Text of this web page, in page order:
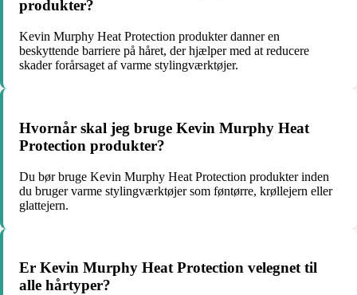
produkter?
Kevin Murphy Heat Protection produkter danner en
beskyttende barriere på håret, der hjælper med at reducere
skader forårsaget af varme stylingværktøjer.
Hvornår skal jeg bruge Kevin Murphy Heat
Protection produkter?
Du bør bruge Kevin Murphy Heat Protection produkter inden
du bruger varme stylingværktøjer som føntørre, krøllejern eller
glattejern.
Er Kevin Murphy Heat Protection velegnet til
alle hårtyper?